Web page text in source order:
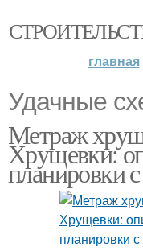
главная
Удачные
Метраж
Хрущевки:
планировки